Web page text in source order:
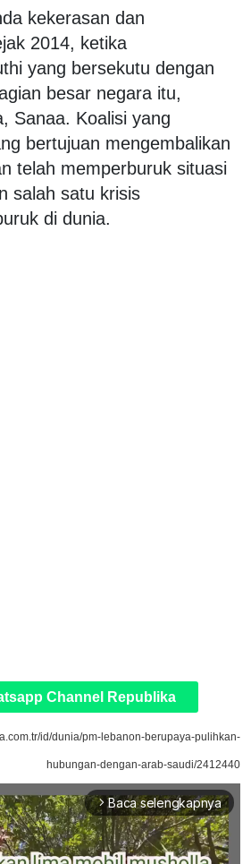
kekerasan dan
2014, ketika
yang bersekutu dengan
besar negara itu,
Sanaa. Koalisi yang
bertujuan mengembalikan
telah memperburuk situasi
salah satu krisis
di dunia.
Channel Republika
id/dunia/pm-lebanon-berupaya-pulihkan-
hubungan-dengan-arab-saudi/2412440
arrow_forward_ios Baca selengkapnya